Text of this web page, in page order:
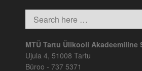
MTÜ Tartu Ülikooli Akadeemiline
Ujula 4, 51008 Tartu
Büroo - 737 5371